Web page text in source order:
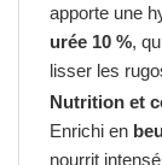
apporte une
urée 10 %,
lisser les
Nutrition et
Enrichi en
nourrit